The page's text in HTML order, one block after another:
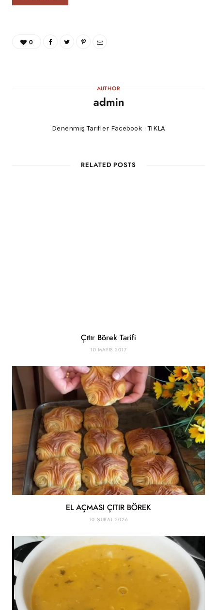
0
AUTHOR
admin
Denenmiş Tarifler Facebook :TIKLA
RELATED POSTS
Çıtır Börek Tarifi
10 MAYIS 2017
EL AÇMASI ÇITIR BÖREK
10 ŞUBAT 2026